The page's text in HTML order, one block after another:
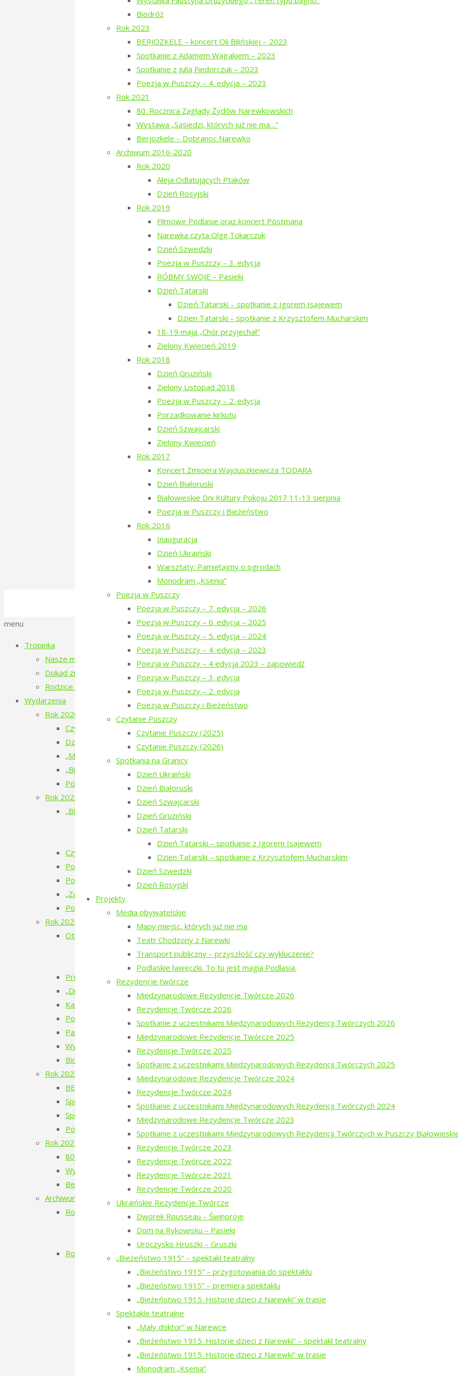
Biodróż
Rok 2023
BERJOZKELE – koncert Oli Bilińskiej – 2023
Spotkanie z Adamem Wajrakiem – 2023
Spotkanie z Julią Fiedorczuk – 2023
Poezja w Puszczy – 4. edycja – 2023
Rok 2021
80. Rocznica Zagłady Żydów Narewkowskich
Wystawa „Sąsiedzi, których już nie ma…”
Berjozkele – Dobranoc Narewko
Archiwum 2016-2020
Rok 2020
Aleja Odlatujących Ptaków
Dzień Rosyjski
Rok 2019
Filmowe Podlasie oraz koncert Postmana
Narewka czyta Olgę Tokarczuk
Dzień Szwedzki
Poezja w Puszczy – 3. edycja
RÓBMY SWOJE – Pasieki
Dzień Tatarski
Dzień Tatarski – spotkanie z Igorem Isajewem
Dzien Tatarski – spotkanie z Krzysztofem Mucharskim
18-19 maja „Chór przyjechał”
Zielony Kwiecień 2019
Rok 2018
Dzień Gruziński
Zielony Listopad 2018
Poezja w Puszczy – 2. edycja
Porządkowanie kirkutu
Dzień Szwajcarski
Zielony Kwiecień
Rok 2017
Koncert Zmiciera Wajciuszkiewicza TODARA
Dzień Białoruski
Białowieskie Dni Kultury Pokoju 2017 11-13 sierpnia
Poezja w Puszczy i Bieżeństwo
Rok 2016
Inauguracja
Dzień Ukraiński
Warsztaty: Pamiętajmy o ogrodach
Monodram „Ksenia”
Poezja w Puszczy
Poezja w Puszczy – 7. edycja – 2026
Poezja w Puszczy – 6. edycja – 2025
Poezja w Puszczy – 5. edycja – 2024
Poezja w Puszczy – 4. edycja – 2023
Poezja w Puszczy – 4 edycja 2023 – zapowiedź
Poezja w Puszczy – 3. edycja
Poezja w Puszczy – 2. edycja
Poezja w Puszczy i Bieżeństwo
Czytanie Puszczy
Czytanie Puszczy (2025)
Czytanie Puszczy (2026)
Spotkania na Granicy
Dzień Ukraiński
Dzień Białoruski
Dzień Szwajcarski
Dzień Gruziński
Dzień Tatarski
Dzień Tatarski – spotkanie z Igorem Isajewem
Dzien Tatarski – spotkanie z Krzysztofem Mucharskim
Dzień Szwedzki
Dzień Rosyjski
Projekty
Media obywatelskie
Mapy miejsc, których już nie ma
Teatr Chodzony z Narewki
Transport publiczny – przyszłość czy wykluczenie?
Podlaskie ławeczki. To tu jest magia Podlasia.
Rezydencje twórcze
Międzynarodowe Rezydencje Twórcze 2026
Rezydencje Twórcze 2026
Spotkanie z uczestnikami Międzynarodowych Rezydencji Twórczych 2026
Międzynarodowe Rezydencje Twórcze 2025
Rezydencje Twórcze 2025
Spotkanie z uczestnikami Międzynarodowych Rezydencji Twórczych 2025
Międzynarodowe Rezydencje Twórcze 2024
Rezydencje Twórcze 2024
Spotkanie z uczestnikami Międzynarodowych Rezydencji Twórczych 2024
Międzynarodowe Rezydencje Twórcze 2023
Spotkanie z uczestnikami Międzynarodowych Rezydencji Twórczych w Puszczy
Rezydencje Twórcze 2023
Rezydencje Twórcze 2022
Rezydencje Twórcze 2021
Rezydencje Twórcze 2020
Ukraińskie Rezydencje Twórcze
Dworek Rousseau – Świnoroje
Dom na Rykowisku – Pasieki
Uroczysko Hruszki – Gruszki
„Bieżeństwo 1915” – spektakl teatralny
„Bieżeństwo 1915” – przygotowania do spektaklu
„Bieżeństwo 1915” – premiera spektaklu
„Bieżeństwo 1915. Historie dzieci z Narewki” w trasie
Spektakle teatralne
„Mały doktor” w Narewce
„Bieżeństwo 1915. Historie dzieci z Narewki” ⁠–⁠ spektakl teatralny
„Bieżeństwo 1915. Historie dzieci z Narewki” w trasie
Monodram „Ksenia”
Zielony Kwiecien w Puszczy 2108: Miłka Malzahn i Stanisław Łubieński
“Księga pamięci Żydów Bielska Podlaskiego”: Tomasz Sulima rozmawial z Wojciechem
Zielony Kwiecień 2018 – na kirkucie w Narewce
Zielony Kwiecień 2018 – puszczańska wystawa w Narewce
Zielony Kwiecień 2018: Spacer z Michałem Książkiem
Dzień Szwajcarski 2018 – Jurczok 1001
Dzień Szwajcarski, 2018
Szkolenie o alejach 2018
Dzień Białoruski 2017: Mira Łuksza i Katarzyna Sienkiewicz
Spotkanie z Anetą Prymaką – rozmowa o bieżeństwie, 2017
Poezja w Puszczy 2017
Poezja w Puszczy 2017
Dzień Ukraiński 2016: Jurij Andruchowycz i Karbido
Inauguracja Tropinki 2016
Inauguracja: różne pokolenia artystów
Zbieramy fundusze na wrześniową “Poezję w Puszczy”
Akcja porządkowania kirkutu w Narewce
©2016-2026 Stowarzyszenie na Rzecz Dialogu „Tropinka”
Polityka prywatności
menu
Tropinka
Nasze miejsce
Dokąd zmierzamy?
Rodzice tropinki
Wydarzenia
Rok 2026
Czytanie Puszczy – filmy o ludziach i Puszczy Białowieskiej (2026)
Dziesiąte urodziny Tropinki
„Mały doktor” w Narewce
„Bieżeństwo 1915. Historie dzieci z Narewki” w trasie
Poezja w Puszczy – 7. edycja – 2026
Rok 2025
„Bieżeństwo 1915” – spektakl teatralny
„Bieżeństwo 1915” – przygotowania do spektaklu
„Bieżeństwo 1915” – premiera spektaklu
Czytanie Puszczy – cykl filmów
Pokaz filmu „Bieżeńcy 1915-1922” i spacer z Teatrem Chodzonym
Poezja w Puszczy – 6. edycja – 2025
„Zatrzymać ulotne” – warsztaty pracy twórczej z pamięcią
Pokaz filmu „Doktor” Beaty Hyży-Czołpińskiej
Rok 2024
Otwarcie wystawy – Bieżeństwo 1915
Bieżeństwo – zapomniane uchodźstwo
Bezhenstvo – the exile / Бежанства
Premiera książki poetyckiej Julii Fiedorczuk „Glif”
„Drobny kruchy człowiek”
Kamienie musiały polecieć – spotkanie z Anetą Prymaką
Poezja w Puszczy – 5. edycja – 2024
Pan Les
Wystawa Faustyna Drużyckiego „Teren typu bagno.”
Biodróż
Rok 2023
BERJOZKELE – koncert Oli Bilińskiej – 2023
Spotkanie z Adamem Wajrakiem – 2023
Spotkanie z Julią Fiedorczuk – 2023
Poezja w Puszczy – 4. edycja – 2023
Rok 2021
80. Rocznica Zagłady Żydów Narewkowskich
Wystawa „Sąsiedzi, których już nie ma…”
Berjozkele – Dobranoc Narewko
Archiwum 2016-2020
Rok 2020
Aleja Odlatujących Ptaków
Rok 2019
Filmowe Podlasie oraz koncert Postmana
Narewka czyta Olgę Tokarczuk
Poezja w Puszczy – 3. edycja
RÓBMY SWOJE – Pasieki
Dzień Tatarski – spotkanie z Igorem Isajewem
Dzien Tatarski – spotkanie z Krzysztofem Mucharskim